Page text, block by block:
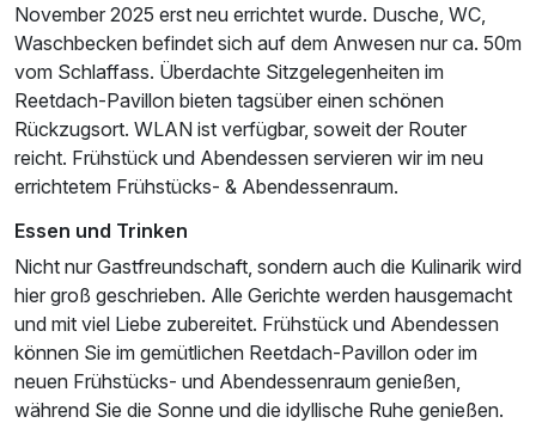
November 2025 erst neu errichtet wurde. Dusche, WC,
Waschbecken befindet sich auf dem Anwesen nur ca. 50m
vom Schlaffass. Überdachte Sitzgelegenheiten im
Reetdach-Pavillon bieten tagsüber einen schönen
Rückzugsort. WLAN ist verfügbar, soweit der Router
reicht. Frühstück und Abendessen servieren wir im neu
errichtetem Frühstücks- & Abendessenraum.
Essen und Trinken
Nicht nur Gastfreundschaft, sondern auch die Kulinarik wird
hier groß geschrieben. Alle Gerichte werden hausgemacht
und mit viel Liebe zubereitet. Frühstück und Abendessen
können Sie im gemütlichen Reetdach-Pavillon oder im
neuen Frühstücks- und Abendessenraum genießen,
während Sie die Sonne und die idyllische Ruhe genießen.